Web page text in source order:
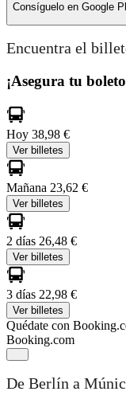
Consíguelo en Google
Encuentra el
¡Asegura tu
Hoy 38,98 €
Ver billetes
Mañana 23,62 €
Ver billetes
2 días 26,48 €
Ver billetes
3 días 22,98 €
Ver billetes
Quédate con
Booking.com
De Berlín a